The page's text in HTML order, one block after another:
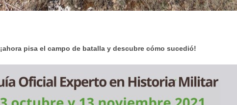
¡ahora pisa el campo de batalla y descubre cómo sucedió!